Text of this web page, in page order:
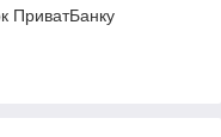
ПриватБанку